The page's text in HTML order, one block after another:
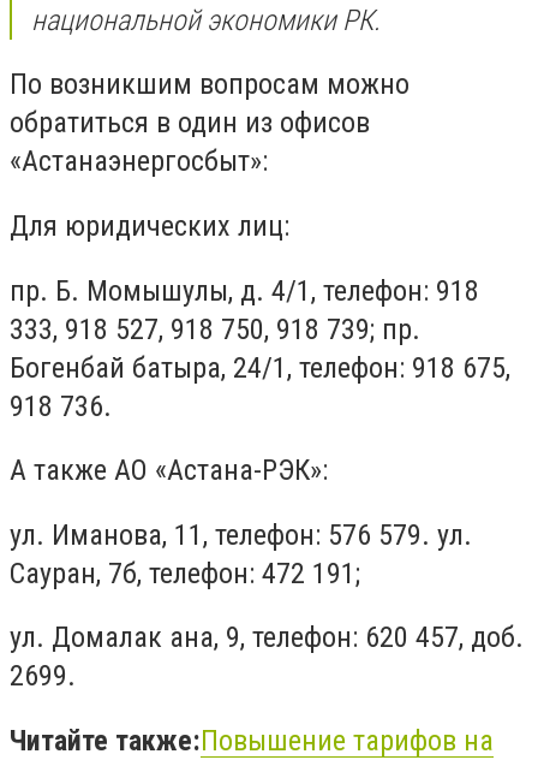
национальной экономики РК.
По возникшим вопросам можно
обратиться в один из офисов
«Астанаэнергосбыт»:
Для юридических лиц:
пр. Б. Момышулы, д. 4/1, телефон: 918
333, 918 527, 918 750, 918 739; пр.
Богенбай батыра, 24/1, телефон: 918 675,
918 736.
А также АО «Астана-РЭК»:
ул. Иманова, 11, телефон: 576 579. ул.
Сауран, 7б, телефон: 472 191;
ул. Домалак ана, 9, телефон: 620 457, доб.
2699.
Читайте также:Повышение тарифов на